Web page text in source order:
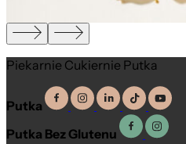
Piekarnie Cukiernie Putka
Putka
Putka Bez Glutenu